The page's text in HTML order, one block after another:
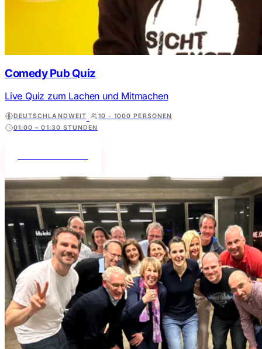
Comedy Pub Quiz
Live Quiz zum Lachen und Mitmachen
DEUTSCHLANDWEIT
10 - 1000 PERSONEN
01:00 – 01:30 STUNDEN